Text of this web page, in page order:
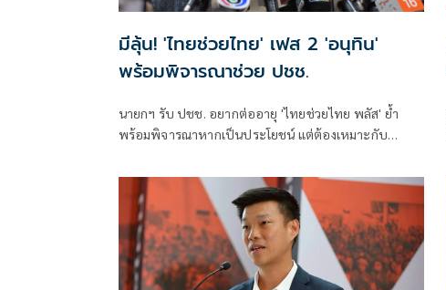
มีลุ้น! 'ไทยช่วยไทย' เฟส 2 'อนุทิน'
พร้อมพิจารณาช่วย ปชช.
นายกฯ รับ ปชช. อยากต่ออายุ 'ไทยช่วยไทย พลัส' ย้ำ
พร้อมพิจารณาหากเป็นประโยชน์ แต่ต้องเหมาะกับ
ขาสั้นเดินตลาด 'ก็ลมมันเย็น'